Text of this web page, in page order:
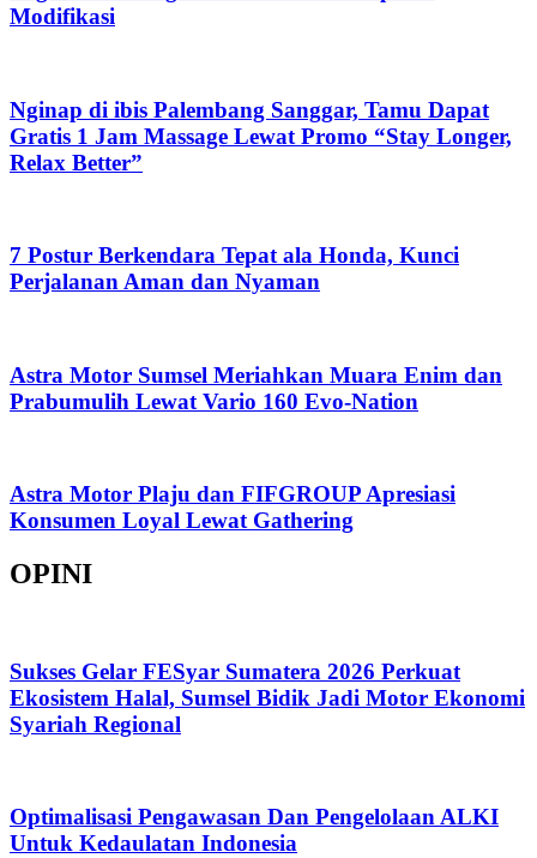
Modifikasi
Nginap di ibis Palembang Sanggar, Tamu Dapat
Gratis 1 Jam Massage Lewat Promo “Stay Longer,
Relax Better”
7 Postur Berkendara Tepat ala Honda, Kunci
Perjalanan Aman dan Nyaman
Astra Motor Sumsel Meriahkan Muara Enim dan
Prabumulih Lewat Vario 160 Evo-Nation
Astra Motor Plaju dan FIFGROUP Apresiasi
Konsumen Loyal Lewat Gathering
OPINI
Sukses Gelar FESyar Sumatera 2026 Perkuat
Ekosistem Halal, Sumsel Bidik Jadi Motor Ekonomi
Syariah Regional
Optimalisasi Pengawasan Dan Pengelolaan ALKI
Untuk Kedaulatan Indonesia